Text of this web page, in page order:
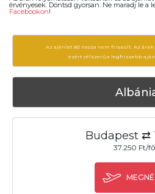
érvényesek. Döntsd gyorsan. Ne maradj le a
Facebookon!
Az ajánlat 80 napja nem frissült. Az
ezért célszerű a legfrissebb
Budapest ⇄
37.250 Ft/fő